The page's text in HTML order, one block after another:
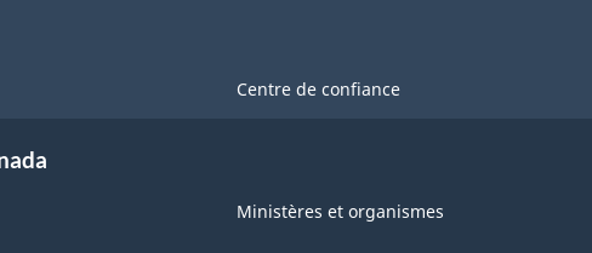
Centre de confiance
Ministères et organismes